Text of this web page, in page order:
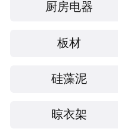
厨房电器
板材
硅藻泥
晾衣架